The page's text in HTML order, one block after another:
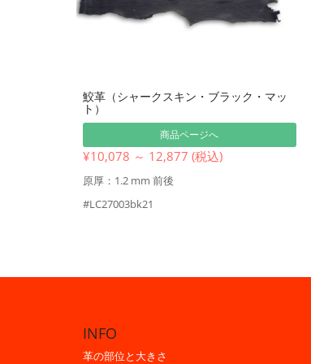
鮫革（シャークスキン・ブラック・マッ
ト）
商品ページへ
¥10,078 ～ 12,877 (税込)
原厚：1.2 mm 前後
#LC27003bk21
INFO
革の部位と大きさ